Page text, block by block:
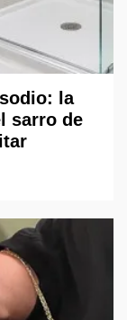
la
sarro de